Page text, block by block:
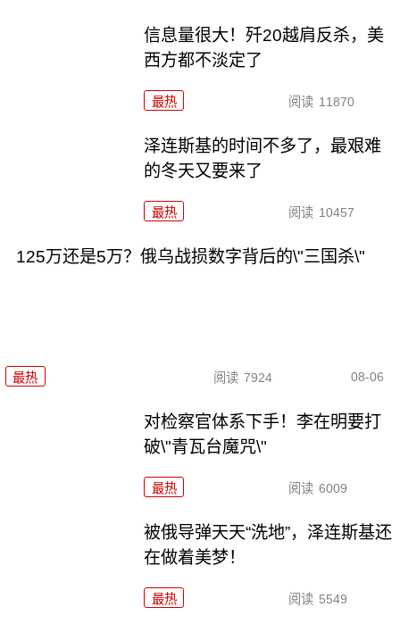
信息量很大！歼20越肩反杀，美
西方都不淡定了
最热 阅读 11870
泽连斯基的时间不多了，最艰难
的冬天又要来了
最热 阅读 10457
125万还是5万？俄乌战损数字背后的\"三国杀\"
最热 阅读 7924 08-06
对检察官体系下手！李在明要打
破\"青瓦台魔咒\"
最热 阅读 6009
被俄导弹天天“洗地”，泽连斯基还
在做着美梦！
最热 阅读 5549